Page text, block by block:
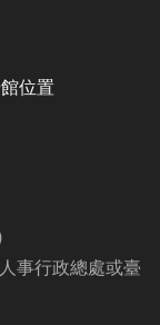
位置
事行政總處或臺